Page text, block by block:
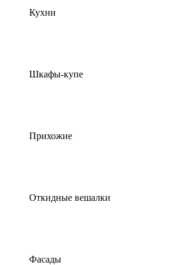
Кухни
Шкафы-купе
Прихожие
Откидные вешалки
Фасады